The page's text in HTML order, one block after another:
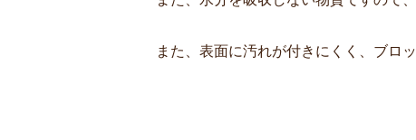
また、表面に汚れが付きにくく、ブロ